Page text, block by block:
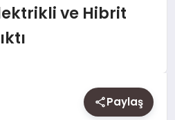
ve Hibrit
Paylaş